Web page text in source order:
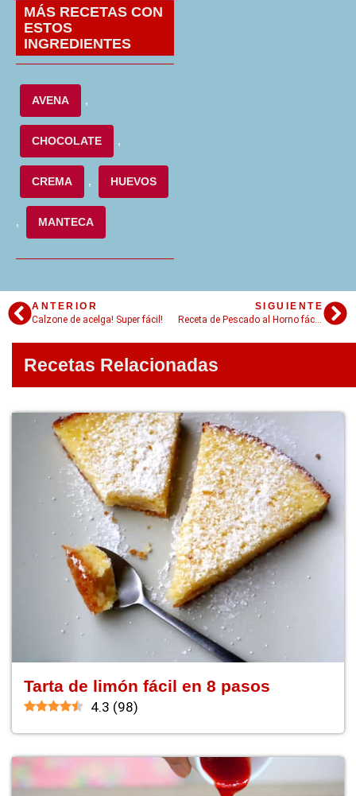
MÁS RECETAS CON
ESTOS
INGREDIENTES
AVENA ,
CHOCOLATE ,
CREMA , HUEVOS
, MANTECA
ANTERIOR
Calzone de acelga! Super fácil!
SIGUIENTE
Receta de Pescado al Horno fácil, fácil, fácil
Recetas Relacionadas
Tarta de limón fácil en 8 pasos
4.3 (98)